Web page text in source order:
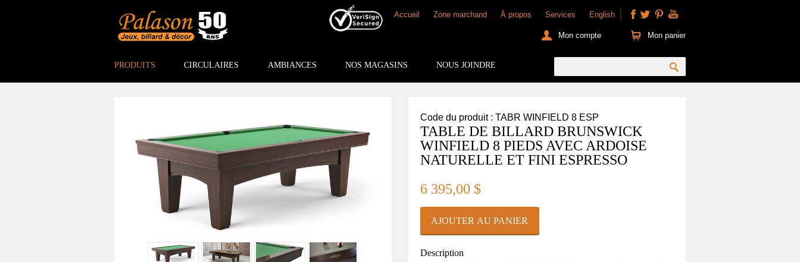
Accueil Zone marchand À propos Services English
Mon compte Mon panier
PRODUITS CIRCULAIRES AMBIANCES NOS MAGASINS NOUS JOINDRE
Code du produit : TABR WINFIELD 8 ESP
TABLE DE BILLARD BRUNSWICK
WINFIELD 8 PIEDS AVEC ARDOISE
NATURELLE ET FINI ESPRESSO
6 395,00 $
Description